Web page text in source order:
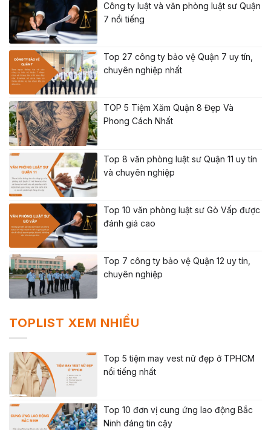
Công ty luật và văn phòng luật sư Quận
7 nổi tiếng
Top 27 công ty bảo vệ Quận 7 uy tín,
chuyên nghiệp nhất
TOP 5 Tiệm Xăm Quận 8 Đẹp Và
Phong Cách Nhất
Top 8 văn phòng luật sư Quận 11 uy tín
và chuyên nghiệp
Top 10 văn phòng luật sư Gò Vấp được
đánh giá cao
Top 7 công ty bảo vệ Quận 12 uy tín,
chuyên nghiệp
TOPLIST XEM NHIỀU
Top 5 tiệm may vest nữ đẹp ở TPHCM
nổi tiếng nhất
Top 10 đơn vị cung ứng lao động Bắc
Ninh đáng tin cậy